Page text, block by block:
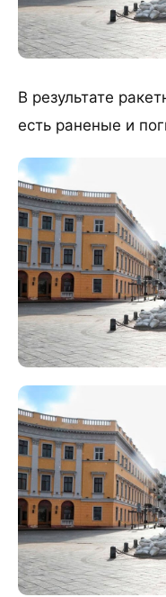
​В результате
есть раненые и